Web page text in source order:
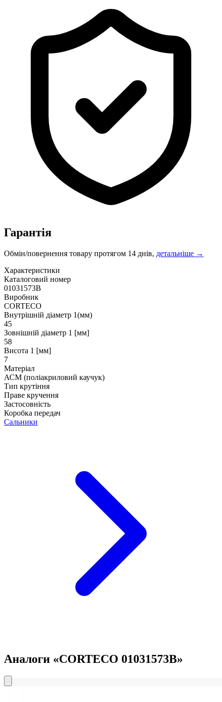
Гарантія
Обмін/повернення товару протягом 14 днів, детальніше →
Характеристики
Каталоговий номер
01031573B
Виробник
CORTECO
Внутрішній діаметр 1(мм)
45
Зовнішній діаметр 1 [мм]
58
Висота 1 [мм]
7
Матеріал
АСМ (поліакриловий каучук)
Тип крутіння
Праве кручення
Застосовність
Коробка передач
Сальники
Аналоги «CORTECO 01031573B»